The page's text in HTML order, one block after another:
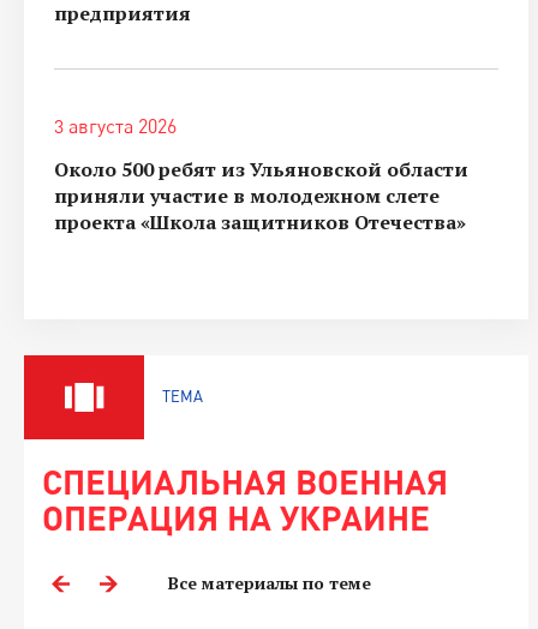
предприятия
3 августа 2026
Около 500 ребят из Ульяновской области
приняли участие в молодежном слете
проекта «Школа защитников Отечества»
ТЕМА
СПЕЦИАЛЬНАЯ ВОЕННАЯ
ОПЕРАЦИЯ НА УКРАИНЕ
Все материалы по теме